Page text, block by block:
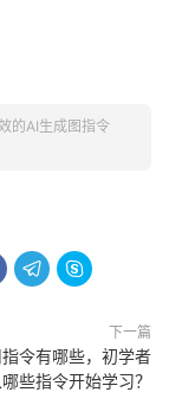
的AI生成图指令
 
下一篇
令有哪些，初学者
些指令开始学习？